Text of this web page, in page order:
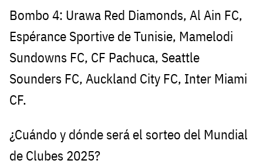
Bombo 4: Urawa Red Diamonds, Al Ain FC,
Espérance Sportive de Tunisie, Mamelodi
Sundowns FC, CF Pachuca, Seattle
Sounders FC, Auckland City FC, Inter Miami
CF.
¿Cuándo y dónde será el sorteo del Mundial
de Clubes 2025?